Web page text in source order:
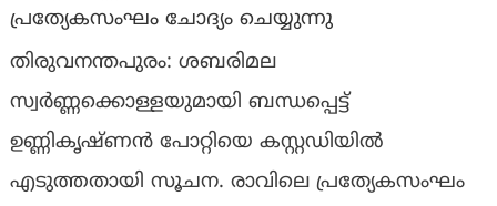
പ്രത്യേകസംഘം ചോദ്യം ചെയ്യുന്നു
തിരുവനന്തപുരം: ശബരിമല
സ്വർണ്ണക്കൊള്ളയുമായി ബന്ധപ്പെട്ട്
ഉണ്ണികൃഷ്ണൻ പോറ്റിയെ കസ്റ്റഡിയിൽ
എടുത്തതായി സൂചന. രാവിലെ പ്രത്യേകസംഘം